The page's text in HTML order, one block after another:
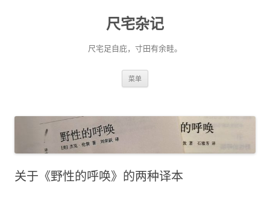
尺宅杂记
尺宅足自庇，寸田有余畦。
菜单
关于《野性的呼唤》的两种译本